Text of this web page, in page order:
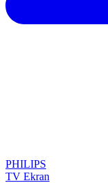
PHILIPS
TV Ekran